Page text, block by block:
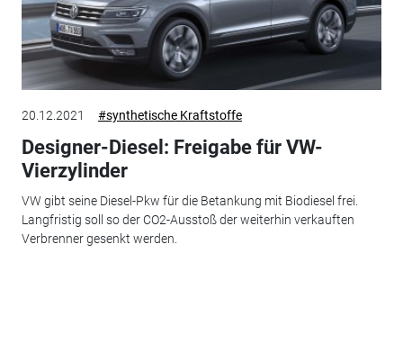
20.12.2021 #synthetische Kraftstoffe
Designer-Diesel: Freigabe für VW-
Vierzylinder
VW gibt seine Diesel-Pkw für die Betankung mit Biodiesel frei.
Langfristig soll so der CO2-Ausstoß der weiterhin verkauften
Verbrenner gesenkt werden.